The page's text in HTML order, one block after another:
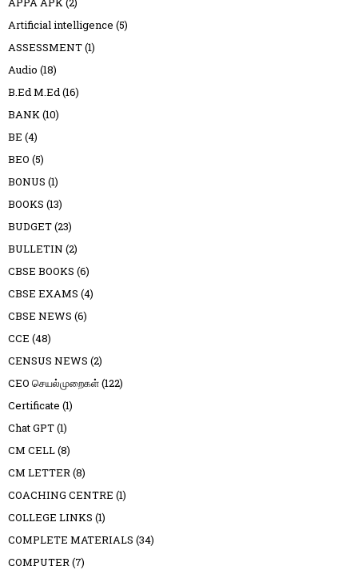
Artificial intelligence (5)
ASSESSMENT(1)
Audio (18)
B.Ed M.Ed(16)
BANK(10)
BE (4)
BEO (5)
BONUS (1)
BOOKS (13)
BUDGET(23)
BULLETIN (2)
CBSE BOOKS (6)
CBSE EXAMS (4)
CBSE NEWS (6)
CCE (48)
CENSUS NEWS (2)
CEO செயல்முறைகள்(122)
Certificate (1)
Chat GPT(1)
CM CELL(8)
CM LETTER(8)
COACHING CENTRE (1)
COLLEGE LINKS (1)
COMPLETE MATERIALS (34)
COMPUTER(7)